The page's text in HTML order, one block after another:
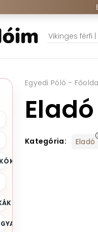
Egyedi Póló -
Eladó
Kategória: Eladó